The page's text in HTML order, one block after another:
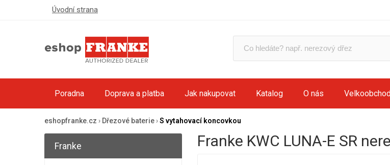
Úvodní strana
Poradna Doprava a platba Jak nakupovat Katalog O nás
eshopfranke.cz › Dřezové baterie›S vytahovací koncovkou
Franke KWC LUNA-E SR
Franke